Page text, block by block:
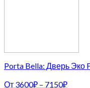
Porta Bella: Дверь Эко
От 3600₽ – 7150₽